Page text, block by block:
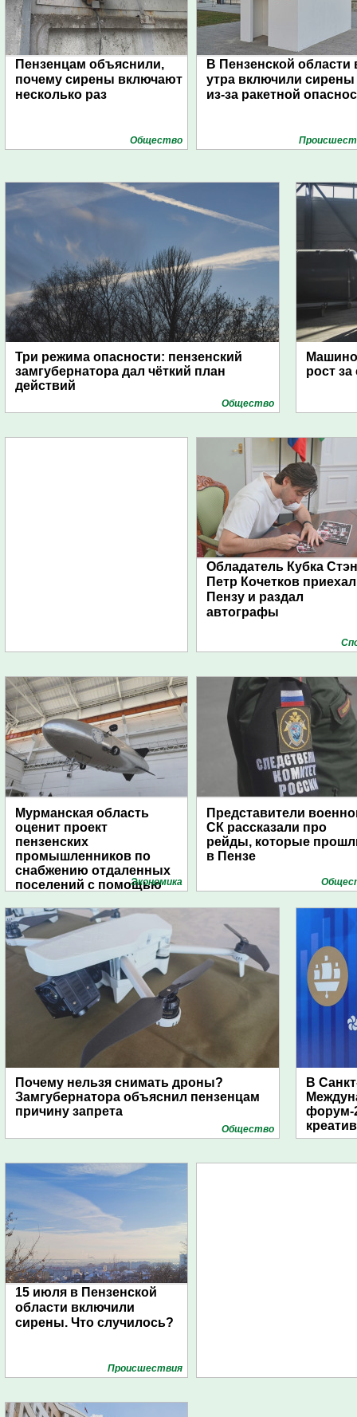
Пензенцам объяснили,
почему сирены включают
несколько раз
Общество
В Пензенской области
утра включили сирены
из-за ракетной
Три режима опасности: пензенский
замгубернатора дал чёткий план
действий
Общество
рост за
Обладатель Кубка
Петр Кочетков
Пензу и раздал
автографы
Мурманская область
оценит проект
пензенских
промышленников по
снабжению отдаленных
поселений с помощью
Экономика
Представители
СК рассказали про
рейды, которые
в Пензе
Почему нельзя снимать дроны?
Замгубернатора объяснил пензенцам
причину запрета
Общество
В
форум-
15 июля в Пензенской
области включили
сирены. Что случилось?
Проиcшествия